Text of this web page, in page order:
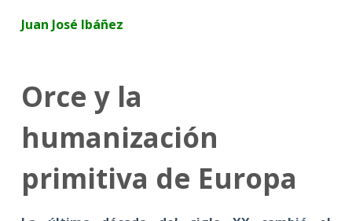
Juan José Ibáñez
Orce y la
humanización
primitiva de Europa